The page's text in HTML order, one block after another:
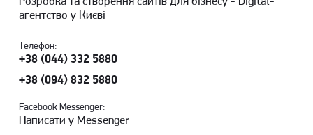
агентство у Києві
Телефон:
+38 (044) 332 5880
+38 (094) 832 5880
Facebook Messenger:
Написати у Messenger